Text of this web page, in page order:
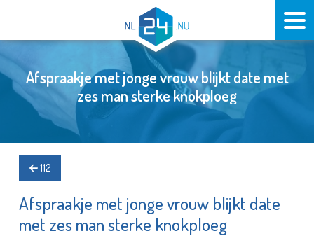
Afspraakje met jonge vrouw blijkt date met
zes man sterke knokploeg
112
Afspraakje met jonge vrouw blijkt date
met zes man sterke knokploeg